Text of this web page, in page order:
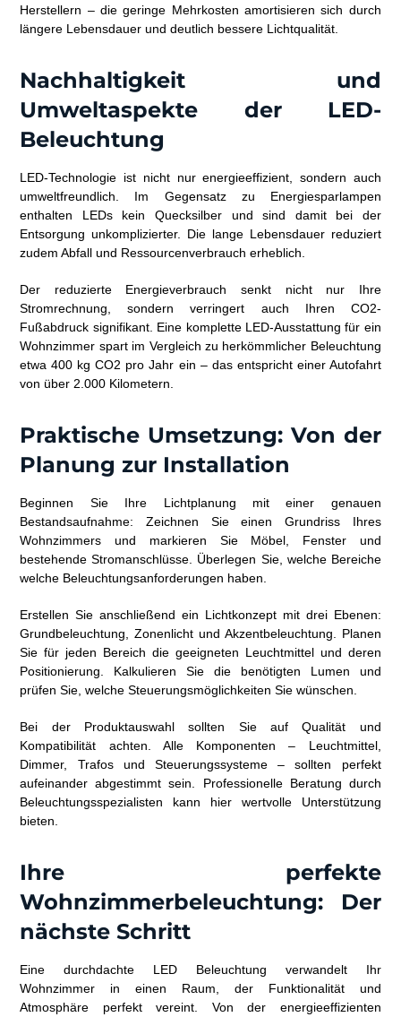
Herstellern – die geringe Mehrkosten amortisieren sich durch
längere Lebensdauer und deutlich bessere Lichtqualität.
Nachhaltigkeit und
Umweltaspekte der LED-
Beleuchtung
LED-Technologie ist nicht nur energieeffizient, sondern auch
umweltfreundlich. Im Gegensatz zu Energiesparlampen
enthalten LEDs kein Quecksilber und sind damit bei der
Entsorgung unkomplizierter. Die lange Lebensdauer reduziert
zudem Abfall und Ressourcenverbrauch erheblich.
Der reduzierte Energieverbrauch senkt nicht nur Ihre
Stromrechnung, sondern verringert auch Ihren CO2-
Fußabdruck signifikant. Eine komplette LED-Ausstattung für ein
Wohnzimmer spart im Vergleich zu herkömmlicher Beleuchtung
etwa 400 kg CO2 pro Jahr ein – das entspricht einer Autofahrt
von über 2.000 Kilometern.
Praktische Umsetzung: Von der
Planung zur Installation
Beginnen Sie Ihre Lichtplanung mit einer genauen
Bestandsaufnahme: Zeichnen Sie einen Grundriss Ihres
Wohnzimmers und markieren Sie Möbel, Fenster und
bestehende Stromanschlüsse. Überlegen Sie, welche Bereiche
welche Beleuchtungsanforderungen haben.
Erstellen Sie anschließend ein Lichtkonzept mit drei Ebenen:
Grundbeleuchtung, Zonenlicht und Akzentbeleuchtung. Planen
Sie für jeden Bereich die geeigneten Leuchtmittel und deren
Positionierung. Kalkulieren Sie die benötigten Lumen und
prüfen Sie, welche Steuerungsmöglichkeiten Sie wünschen.
Bei der Produktauswahl sollten Sie auf Qualität und
Kompatibilität achten. Alle Komponenten – Leuchtmittel,
Dimmer, Trafos und Steuerungssysteme – sollten perfekt
aufeinander abgestimmt sein. Professionelle Beratung durch
Beleuchtungsspezialisten kann hier wertvolle Unterstützung
bieten.
Ihre perfekte
Wohnzimmerbeleuchtung: Der
nächste Schritt
Eine durchdachte LED Beleuchtung verwandelt Ihr
Wohnzimmer in einen Raum, der Funktionalität und
Atmosphäre perfekt vereint. Von der energieeffizienten